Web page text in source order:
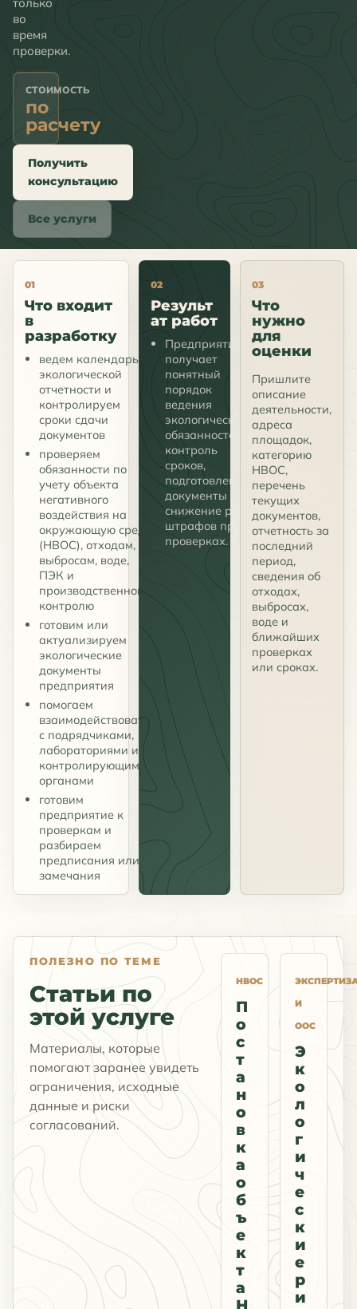
во
время
проверки.
СТОИМОСТЬ
по
расчету
Получить
консультацию
Все услуги
01
Что входит
в
разработку
ведем календарь
экологической
отчетности и
контролируем
сроки сдачи
документов
проверяем
обязанности по
учету объекта
негативного
воздействия на
окружающую среду
(НВОС), отходам,
выбросам, воде,
ПЭК и
производственному
контролю
готовим или
актуализируем
экологические
документы
предприятия
помогаем
взаимодействовать
с подрядчиками,
лабораториями и
контролирующими
органами
готовим
предприятие к
проверкам и
разбираем
предписания или
замечания
02
Результ
ат работ
Предприятие
получает
понятный
порядок
ведения
экологических
обязанностей,
контроль
сроков,
подготовленные
документы и
снижение риска
штрафов при
проверках.
03
Что
нужно
для
оценки
Пришлите
описание
деятельности,
адреса
площадок,
категорию
НВОС,
перечень
текущих
документов,
отчетность за
последний
период,
сведения об
отходах,
выбросах,
воде и
ближайших
проверках
или сроках.
ПОЛЕЗНО ПО ТЕМЕ
Статьи по
этой услуге
Материалы, которые
помогают заранее увидеть
ограничения, исходные
данные и риски
согласований.
НВОС
П
о
с
т
а
н
о
в
к
а
о
б
ъ
е
к
т
а
И
ООС
Э
к
о
л
о
г
и
ч
е
с
к
и
е
р
и